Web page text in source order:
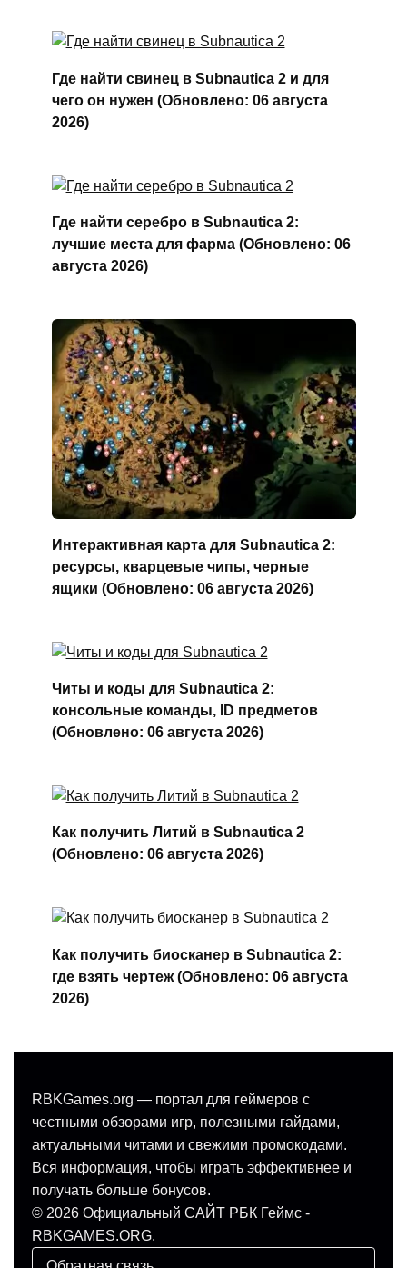
Где найти свинец в Subnautica 2 и для
чего он нужен (Обновлено: 06 августа
2026)
Где найти серебро в Subnautica 2:
лучшие места для фарма (Обновлено: 06
августа 2026)
Интерактивная карта для Subnautica 2:
ресурсы, кварцевые чипы, черные
ящики (Обновлено: 06 августа 2026)
Читы и коды для Subnautica 2:
консольные команды, ID предметов
(Обновлено: 06 августа 2026)
Как получить Литий в Subnautica 2
(Обновлено: 06 августа 2026)
Как получить биосканер в Subnautica 2:
где взять чертеж (Обновлено: 06 августа
2026)
RBKGames.org — портал для геймеров с
честными обзорами игр, полезными гайдами,
актуальными читами и свежими промокодами.
Вся информация, чтобы играть эффективнее и
получать больше бонусов.
© 2026 Официальный САЙТ РБК Геймс -
RBKGAMES.ORG.